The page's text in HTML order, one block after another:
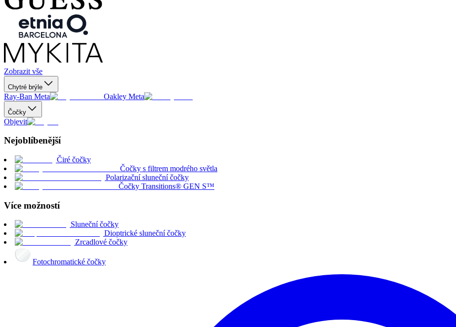
Zobrazit vše
Chytré brýle
Ray-Ban Meta Oakley Meta
Čočky
Objevit
Nejoblíbenější
Čiré čočky
Čočky s filtrem modrého světla
Polarizační sluneční čočky
Čočky Transitions® GEN S™
Více možností
Sluneční čočky
Dioptrické sluneční čočky
Zrcadlové čočky
Fotochromatické čočky